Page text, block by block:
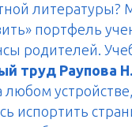
литературы?
портфель
родителей.
труд Раупова
любом
испортить